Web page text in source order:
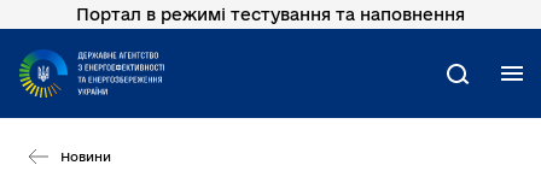
Перейти
основного
вмісту
Портал в режимі тестування та наповнення
Пошук
Новини